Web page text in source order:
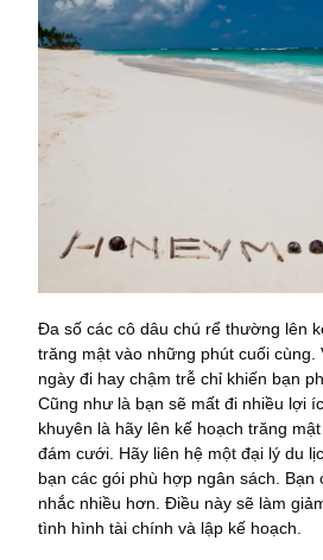
Đa số các cô dâu chú rể thường lên
trăng mật vào những phút cuối cùng.
ngày đi hay chậm trễ chỉ khiến bạn
Cũng như là bạn sẽ mất đi nhiều lợi
khuyên là hãy lên kế hoạch trăng
đám cưới. Hãy liên hệ một đại lý du
bạn các gói phù hợp ngân sách. Bạn
nhắc nhiều hơn. Điều này sẽ làm
tình hình tài chính và lập kế hoạch.